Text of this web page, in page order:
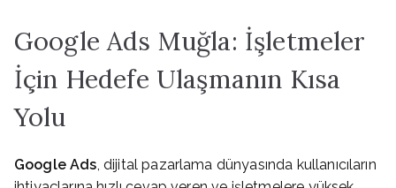
Google Ads Muğla: İşletmeler
İçin Hedefe Ulaşmanın Kısa
Yolu
Google Ads, dijital pazarlama dünyasında kullanıcıların